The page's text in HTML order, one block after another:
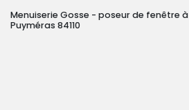
Menuiserie Gosse - poseur de fenêtre à
Puyméras 84110